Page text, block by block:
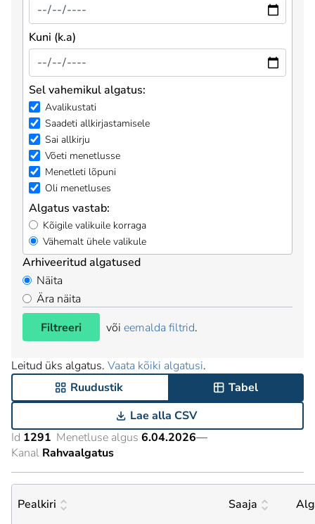
Kuni (k.a)
Sel vahemikul algatus:
Avalikustati
Saadeti allkirjastamisele
Sai allkirju
Võeti menetlusse
Menetleti lõpuni
Oli menetluses
Algatus vastab:
Kõigile valikuile korraga
Vähemalt ühele valikule
Arhiveeritud algatused
Näita
Ära näita
Filtreeri
või eemalda filtrid.
Leitud üks algatus. Vaata kõiki algatusi.
Ruudustik
Tabel
Lae alla CSV
Id 1291 Menetluse algus 6.04.2026—
Kanal Rahvaalgatus
Pealkiri Saaja